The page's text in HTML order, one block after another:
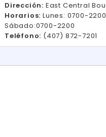
Dirección: East Central
Horarios: Lunes: 0700-
Sábado:0700-2200
Teléfono: (407) 872-7201